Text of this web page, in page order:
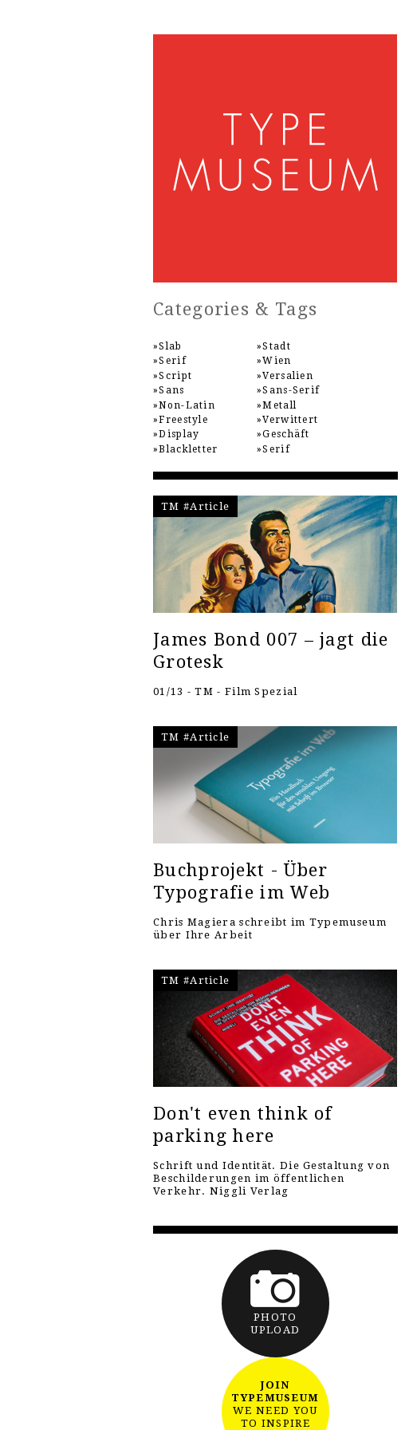
Categories & Tags
Slab
Serif
Script
Sans
Non-Latin
Freestyle
Display
Blackletter
Stadt
Wien
Versalien
Sans-Serif
Metall
Verwittert
Geschäft
Serif
TM #Article
James Bond 007 – jagt die
Grotesk
01/13 - TM - Film Spezial
TM #Article
Buchprojekt - Über
Typografie im Web
Chris Magiera schreibt im Typemuseum
über Ihre Arbeit
TM #Article
Don't even think of
parking here
Schrift und Identität. Die Gestaltung von
Beschilderungen im öffentlichen
Verkehr. Niggli Verlag
PHOTO
UPLOAD
JOIN
TYPEMUSEUM
WE NEED YOU
TO INSPIRE